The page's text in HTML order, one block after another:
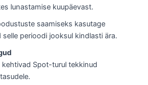
lunastamise kuupäevast.
saamiseks kasutage
selle perioodi jooksul kindlasti ära.
kehtivad Spot-turul tekkinud